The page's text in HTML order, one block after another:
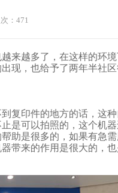
： 471
多了，在这样的环境下
，也给予了两年半社区很
复印件的地方的话，这
可以拍照的，这个机
助是很多的，如果有急需
器带来的作用是很大的，